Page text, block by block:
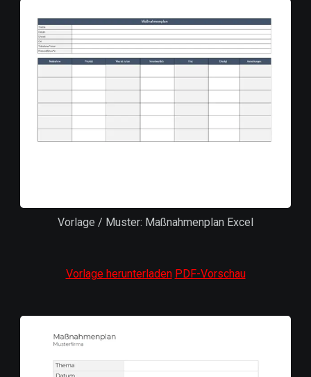
Vorlage / Muster: Maßnahmenplan Excel
Vorlage herunterladen PDF-Vorschau